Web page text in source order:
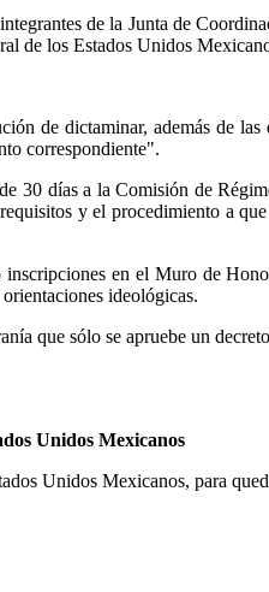
de la Junta de
de los Estados Unidos
de dictaminar, además de
correspondiente".
días a la Comisión de
y el procedimiento a
en el Muro de
ideológicas.
que sólo se apruebe un
Unidos Mexicanos
Unidos Mexicanos, para